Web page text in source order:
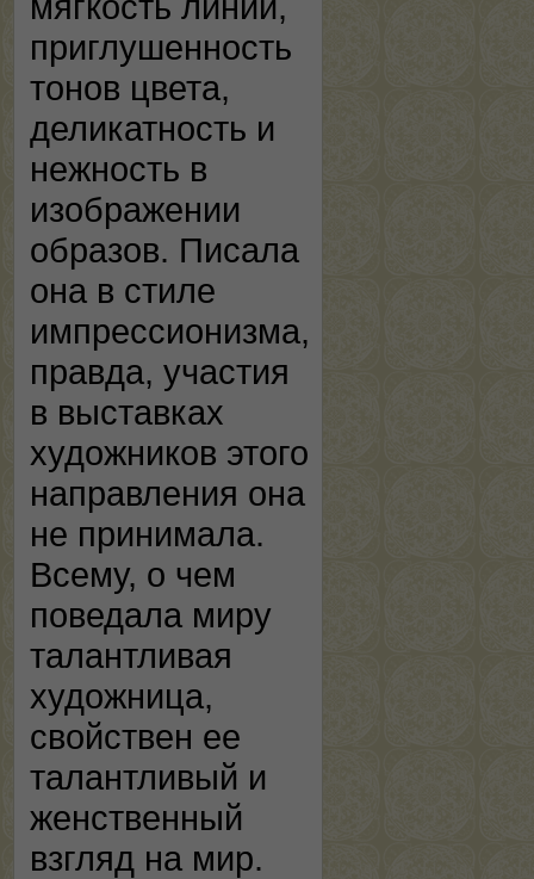
приглушенность
тонов цвета,
деликатность и
нежность в
изображении
образов. Писала
она в стиле
импрессионизма,
правда, участия
в выставках
художников этого
направления она
не принимала.
Всему, о чем
поведала миру
талантливая
художница,
свойствен ее
талантливый и
женственный
взгляд на мир.